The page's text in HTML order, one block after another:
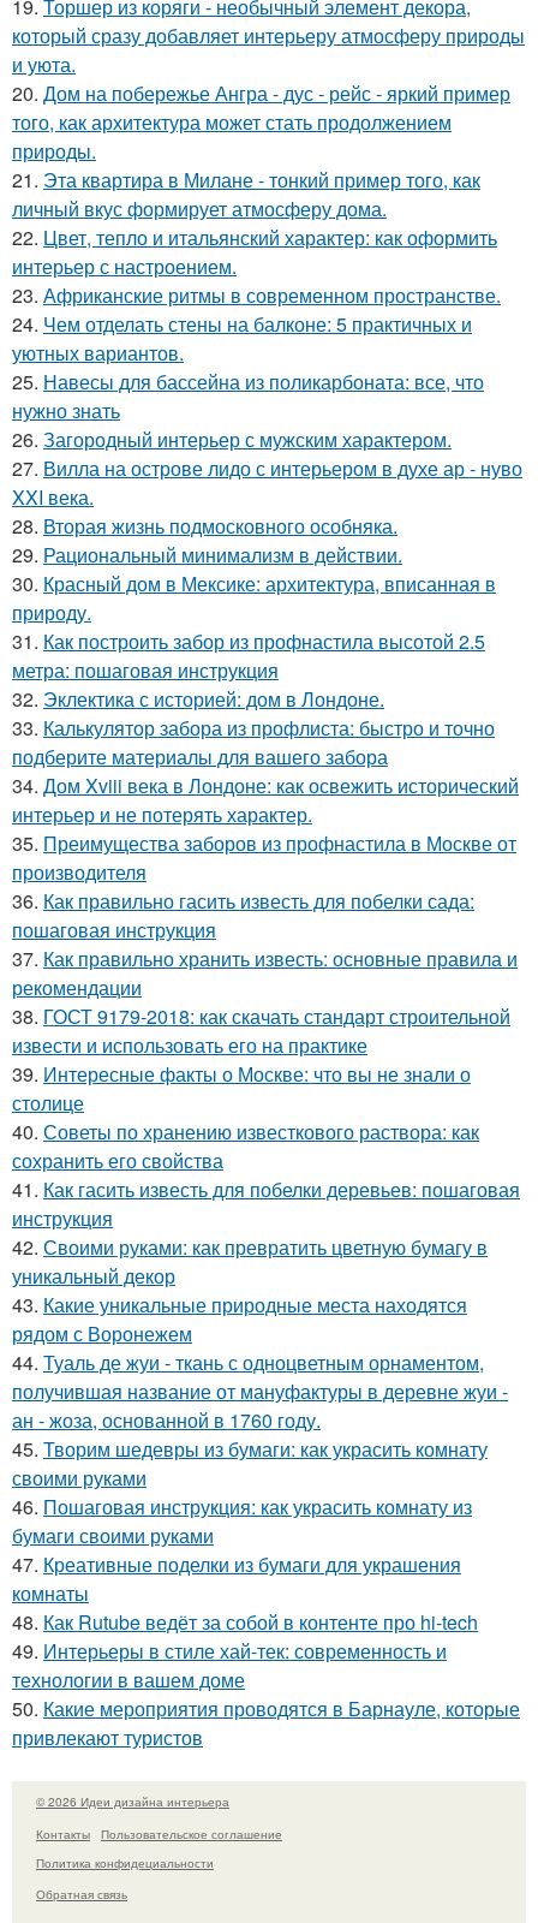
19. Торшер из коряги - необычный элемент декора,
который сразу добавляет интерьеру атмосферу природы
и уюта.
20. Дом на побережье Ангра - дус - рейс - яркий пример
того, как архитектура может стать продолжением
природы.
21. Эта квартира в Милане - тонкий пример того, как
личный вкус формирует атмосферу дома.
22. Цвет, тепло и итальянский характер: как оформить
интерьер с настроением.
23. Африканские ритмы в современном пространстве.
24. Чем отделать стены на балконе: 5 практичных и
уютных вариантов.
25. Навесы для бассейна из поликарбоната: все, что
нужно знать
26. Загородный интерьер с мужским характером.
27. Вилла на острове лидо с интерьером в духе ар - нуво
XXI века.
28. Вторая жизнь подмосковного особняка.
29. Рациональный минимализм в действии.
30. Красный дом в Мексике: архитектура, вписанная в
природу.
31. Как построить забор из профнастила высотой 2.5
метра: пошаговая инструкция
32. Эклектика с историей: дом в Лондоне.
33. Калькулятор забора из профлиста: быстро и точно
подберите материалы для вашего забора
34. Дом Xviii века в Лондоне: как освежить исторический
интерьер и не потерять характер.
35. Преимущества заборов из профнастила в Москве от
производителя
36. Как правильно гасить известь для побелки сада:
пошаговая инструкция
37. Как правильно хранить известь: основные правила и
рекомендации
38. ГОСТ 9179-2018: как скачать стандарт строительной
извести и использовать его на практике
39. Интересные факты о Москве: что вы не знали о
столице
40. Советы по хранению известкового раствора: как
сохранить его свойства
41. Как гасить известь для побелки деревьев: пошаговая
инструкция
42. Своими руками: как превратить цветную бумагу в
уникальный декор
43. Какие уникальные природные места находятся
рядом с Воронежем
44. Туаль де жуи - ткань с одноцветным орнаментом,
получившая название от мануфактуры в деревне жуи -
ан - жоза, основанной в 1760 году.
45. Творим шедевры из бумаги: как украсить комнату
своими руками
46. Пошаговая инструкция: как украсить комнату из
бумаги своими руками
47. Креативные поделки из бумаги для украшения
комнаты
48. Как Rutube ведёт за собой в контенте про hi-tech
49. Интерьеры в стиле хай-тек: современность и
технологии в вашем доме
50. Какие мероприятия проводятся в Барнауле, которые
привлекают туристов
© 2026 Идеи дизайна интерьера
Контакты
Пользовательское соглашение
Политика конфидециальности
Обратная связь